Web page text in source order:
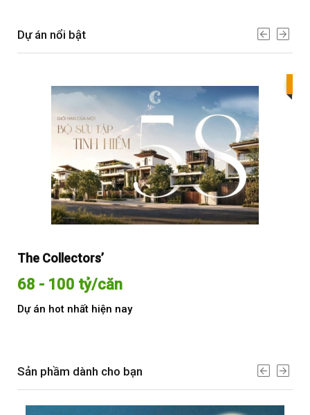
Dự án nổi bật
The Collectors’
68 - 100 tỷ/căn
Dự án hot nhất hiện nay
Sản phầm dành cho bạn